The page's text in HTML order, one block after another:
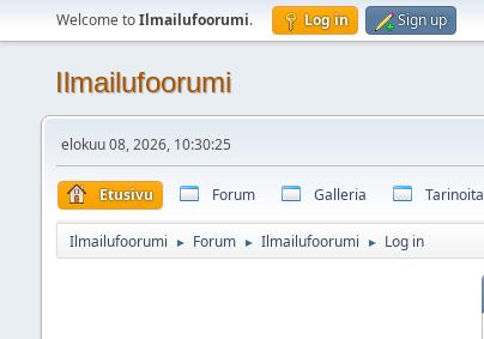
Welcome toIlmailufoorumi. Log in Sign up
Ilmailufoorumi
elokuu 08, 2026, 10:30:25
Etusivu Forum Galleria Tarinoita
Ilmailufoorumi ► Forum ► Ilmailufoorumi ► Log in